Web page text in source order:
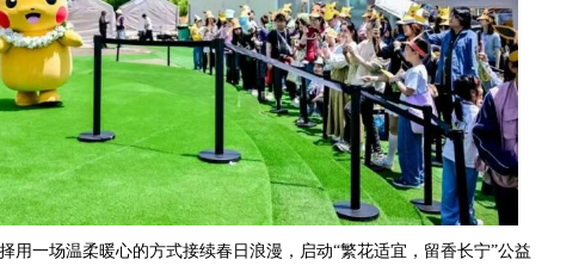
用一场温柔暖心的方式接续春日浪漫，启动“繁花适宜，留香长宁”公益